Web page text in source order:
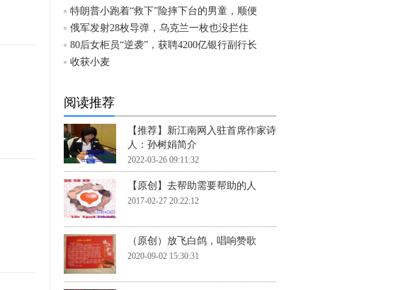
特朗普小跑着“救下”险摔下台的男童，顺便
俄军发射28枚导弹，乌克兰一枚也没拦住
80后女柜员“逆袭”，获聘4200亿银行副行长
收获小麦
阅读推荐
【推荐】新江南网入驻首席作家诗
人：孙树娟简介
2022-03-26 09:11:32
【原创】去帮助需要帮助的人
2017-02-27 20:22:12
（原创）放飞白鸽，唱响赞歌
2020-09-02 15:30:31